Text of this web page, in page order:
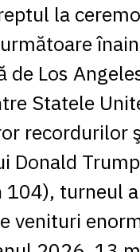
la
de Los
Statele
recordurilor
Donald
turneul
venituri